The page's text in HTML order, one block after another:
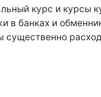
курс и курсы
в банках и
существенно